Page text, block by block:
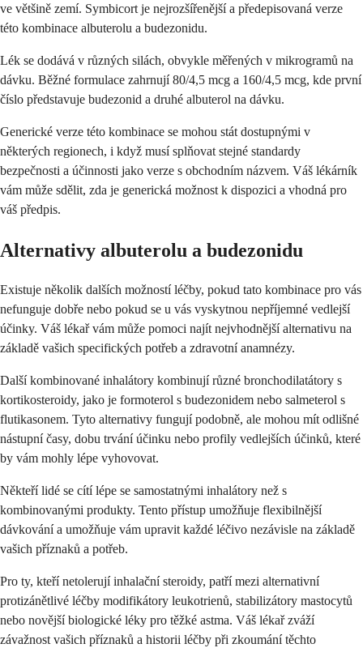
ve většině zemí. Symbicort je nejrozšířenější a předepisovaná verze
této kombinace albuterolu a budezonidu.
Lék se dodává v různých silách, obvykle měřených v mikrogramů na
dávku. Běžné formulace zahrnují 80/4,5 mcg a 160/4,5 mcg, kde první
číslo představuje budezonid a druhé albuterol na dávku.
Generické verze této kombinace se mohou stát dostupnými v
některých regionech, i když musí splňovat stejné standardy
bezpečnosti a účinnosti jako verze s obchodním názvem. Váš lékárník
vám může sdělit, zda je generická možnost k dispozici a vhodná pro
váš předpis.
Alternativy albuterolu a budezonidu
Existuje několik dalších možností léčby, pokud tato kombinace pro vás
nefunguje dobře nebo pokud se u vás vyskytnou nepříjemné vedlejší
účinky. Váš lékař vám může pomoci najít nejvhodnější alternativu na
základě vašich specifických potřeb a zdravotní anamnézy.
Další kombinované inhalátory kombinují různé bronchodilatátory s
kortikosteroidy, jako je formoterol s budezonidem nebo salmeterol s
flutikasonem. Tyto alternativy fungují podobně, ale mohou mít odlišné
nástupní časy, dobu trvání účinku nebo profily vedlejších účinků, které
by vám mohly lépe vyhovovat.
Někteří lidé se cítí lépe se samostatnými inhalátory než s
kombinovanými produkty. Tento přístup umožňuje flexibilnější
dávkování a umožňuje vám upravit každé léčivo nezávisle na základě
vašich příznaků a potřeb.
Pro ty, kteří netolerují inhalační steroidy, patří mezi alternativní
protizánětlivé léčby modifikátory leukotrienů, stabilizátory mastocytů
nebo novější biologické léky pro těžké astma. Váš lékař zváží
závažnost vašich příznaků a historii léčby při zkoumání těchto